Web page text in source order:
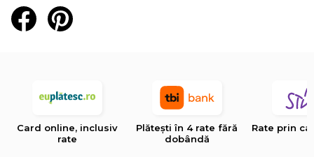
Card online, inclusiv
rate
Plătești în 4 rate fără
dobândă
Rate prin